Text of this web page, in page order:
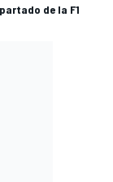
de la F1